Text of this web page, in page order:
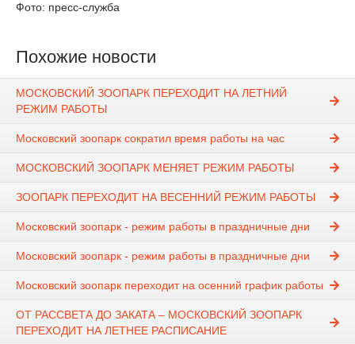
Фото: пресс-служба
Похожие новости
МОСКОВСКИЙ ЗООПАРК ПЕРЕХОДИТ НА ЛЕТНИЙ
РЕЖИМ РАБОТЫ
Московский зоопарк сократил время работы на час
МОСКОВСКИЙ ЗООПАРК МЕНЯЕТ РЕЖИМ РАБОТЫ
ЗООПАРК ПЕРЕХОДИТ НА ВЕСЕННИЙ РЕЖИМ РАБОТЫ
Московский зоопарк - режим работы в праздничные дни
Московский зоопарк - режим работы в праздничные дни
Московский зоопарк переходит на осенний график работы
ОТ РАССВЕТА ДО ЗАКАТА – МОСКОВСКИЙ ЗООПАРК
ПЕРЕХОДИТ НА ЛЕТНЕЕ РАСПИСАНИЕ